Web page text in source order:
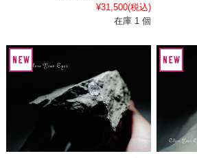
¥31,500(税込)
在庫 1 個